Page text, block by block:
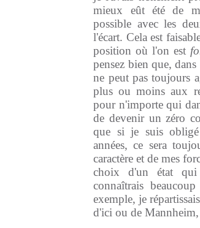
mieux eût été de
possible avec les
l'écart. Cela est
position où l'on est
pensez bien que,
ne peut pas toujours
plus ou moins aux
pour n'importe qui
de devenir un zéro
que si je suis
années, ce sera
caractère et de mes
choix d'un état qui
connaîtrais
exemple, je
d'ici ou de